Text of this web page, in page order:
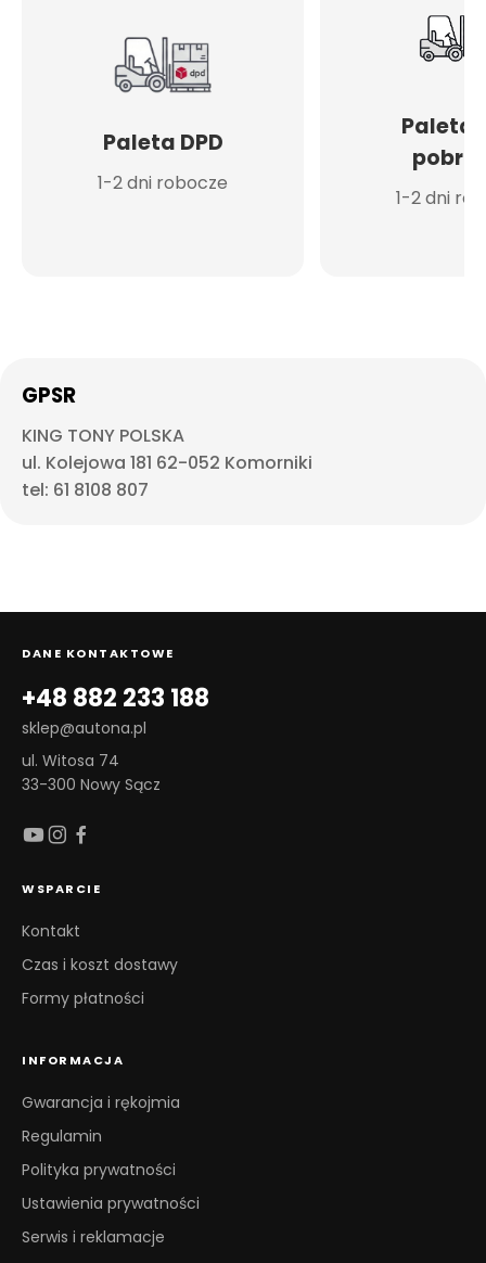
Paleta DPD
1-2 dni robocze
Paleta
1-2 dni
GPSR
KING TONY POLSKA
ul. Kolejowa 181 62-052 Komorniki
tel: 61 8108 807
DANE KONTAKTOWE
+48 882 233 188
sklep@autona.pl
ul. Witosa 74
33-300 Nowy Sącz
WSPARCIE
Kontakt
Czas i koszt dostawy
Formy płatności
INFORMACJA
Gwarancja i rękojmia
Regulamin
Polityka prywatności
Ustawienia prywatności
Serwis i reklamacje